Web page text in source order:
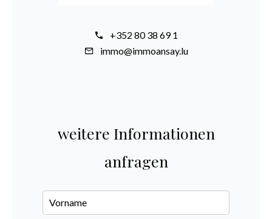
+352 80 38 69 1
immo@immoansay.lu
weitere Informationen
anfragen